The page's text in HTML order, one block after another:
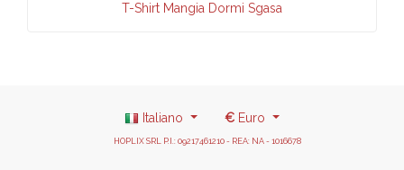
T-Shirt Mangia Dormi Sgasa
Italiano € Euro
HOPLIX SRL P.I.: 09217461210 - REA: NA - 1016678